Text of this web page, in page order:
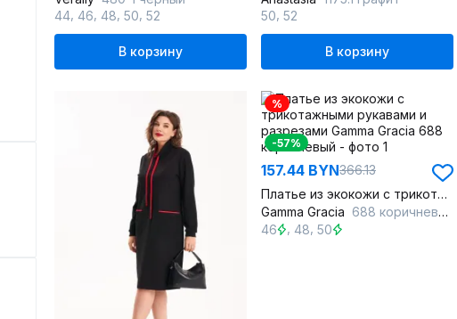
44 46 48 50 52
В корзину
50 52
В корзину
%
-57%
157.44 BYN366.13
Платье из экокожи с трикотажными рукавами и разрезами
Gamma Gracia 688 коричневый
46
48 ,50